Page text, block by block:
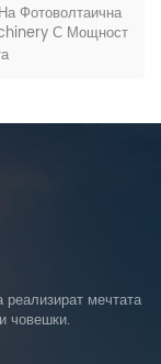
Фотоволтаична
С Мощност
мечтата
човешки.